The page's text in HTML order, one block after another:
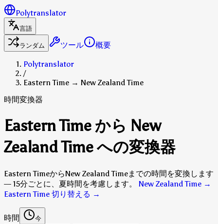
Polytranslator
言語
ランダム ツール 概要
Polytranslator
/
Eastern Time → New Zealand Time
時間変換器
Eastern Time から New
Zealand Time への変換器
Eastern TimeからNew Zealand Timeまでの時間を変換します
— 15分ごとに、夏時間を考慮します。
New Zealand Time →
Eastern Time 切り替える →
時間 今